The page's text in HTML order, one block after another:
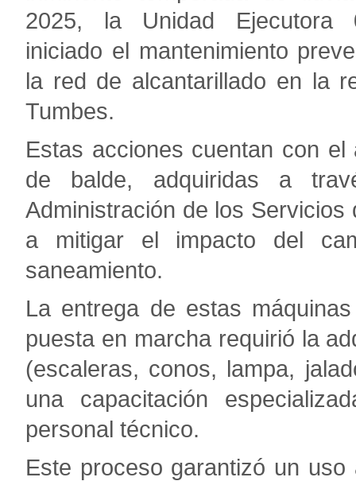
2025, la Unidad Ejecutora
iniciado el mantenimiento
la red de alcantarillado en la
Tumbes.
Estas acciones cuentan con
de balde, adquiridas a
Administración de los
a mitigar el impacto del
saneamiento.
La entrega de estas
puesta en marcha requirió la
(escaleras, conos, lampa,
una capacitación
personal técnico.
Este proceso garantizó un